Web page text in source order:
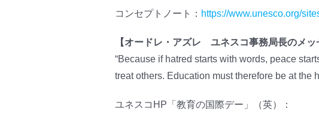
コンセプトノート： https://www.unesco.org/
【オードレ・アズレ ユネスコ事務局長のメッ
“Because if hatred starts with words, peace
treat others. Education must therefore be at the
ユネスコHP「教育の国際デー」（英）：